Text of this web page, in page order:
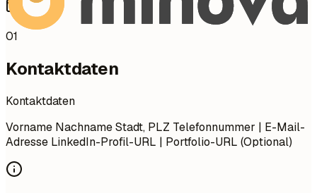
01
Kontaktdaten
Kontaktdaten
Vorname Nachname Stadt, PLZ Telefonnummer | E-Mail-
Adresse LinkedIn-Profil-URL | Portfolio-URL (Optional)